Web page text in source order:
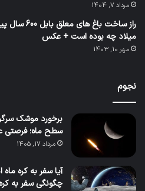
مرداد 7, 1404
راز ساخت باغ های معلق
میلاد چه بوده است + عکس
مهر 10, 1403
نجوم
سطح ماه؛ فرصتی
مرداد 17, 1405
آیا سفر به کره
چگونگی سفر به